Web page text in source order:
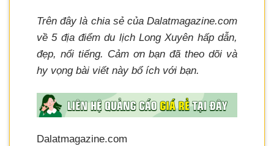
Trên đây là chia sẻ của Dalatmagazine.com
về 5 địa điểm du lịch Long Xuyên hấp dẫn,
đẹp, nổi tiếng. Cảm ơn bạn đã theo dõi và
hy vọng bài viết này bổ ích với bạn.
Dalatmagazine.com